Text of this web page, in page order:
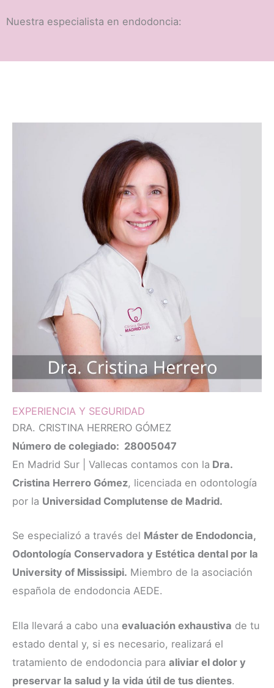
Nuestra especialista en endodoncia:
EXPERIENCIA Y SEGURIDAD
DRA. CRISTINA HERRERO GÓMEZ
Número de colegiado: 28005047
En Madrid Sur | Vallecas contamos con la Dra.
Cristina Herrero Gómez, licenciada en odontología
por la Universidad Complutense de Madrid.
Se especializó a través del Máster de Endodoncia,
Odontología Conservadora y Estética dental por la
University of Mississipi. Miembro de la asociación
española de endodoncia AEDE.
Ella llevará a cabo una evaluación exhaustiva de tu
estado dental y, si es necesario, realizará el
tratamiento de endodoncia para aliviar el dolor y
preservar la salud y la vida útil de tus dientes.